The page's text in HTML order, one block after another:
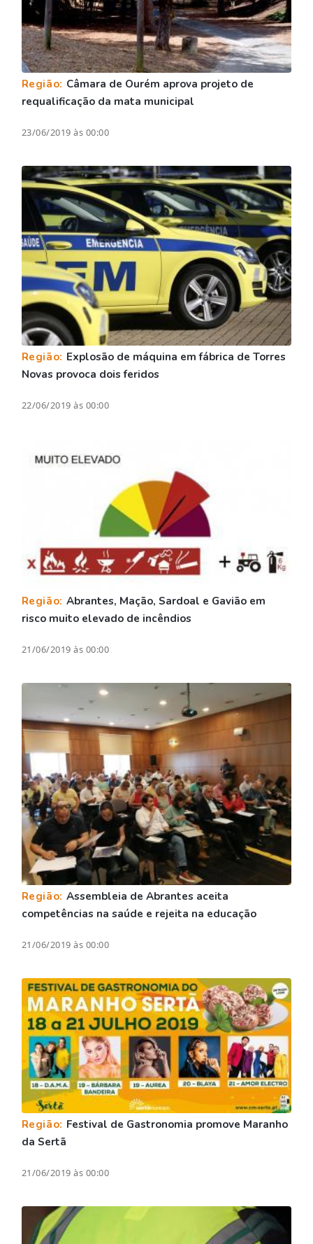
Região: Câmara de Ourém aprova projeto de
requalificação da mata municipal
23/06/2019 às 00:00
Região: Explosão de máquina em fábrica de Torres
Novas provoca dois feridos
22/06/2019 às 00:00
Região: Abrantes, Mação, Sardoal e Gavião em
risco muito elevado de incêndios
21/06/2019 às 00:00
Região: Assembleia de Abrantes aceita
competências na saúde e rejeita na educação
21/06/2019 às 00:00
Região: Festival de Gastronomia promove Maranho
da Sertã
21/06/2019 às 00:00